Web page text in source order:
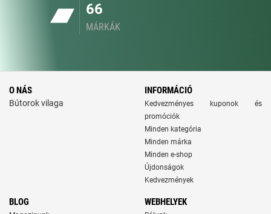
66
MÁRKÁK
O NÁS
Bútorok vilaga
INFORMÁCIÓ
Kedvezményes kuponok és
promóciók
Minden kategória
Minden márka
Minden e-shop
Újdonságok
Kedvezmények
BLOG WEBHELYEK